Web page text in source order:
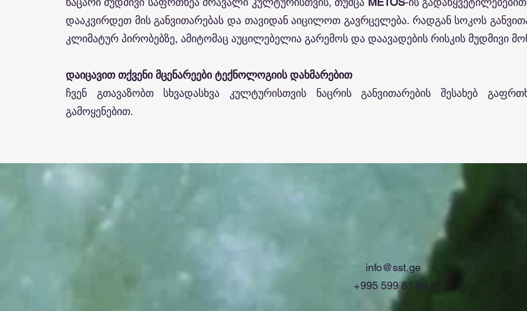
დააკვირდეთ მის განვითარებას და თავიდან აიცილოთ გავრცელება. რადგან სოკოს
კლიმატურ პირობებზე, ამიტომაც აუცილებელია გარემოს და დაავადების რისკის მუდმივი
დაიცავით თქვენი მცენარეები ტექნოლოგიის დახმარებით
ჩვენ გთავაზობთ სხვადასხვა კულტურისთვის ნაცრის განვითარების შესახებ
გამოყენებით.
info@sst.ge
+995 599 81 99 81